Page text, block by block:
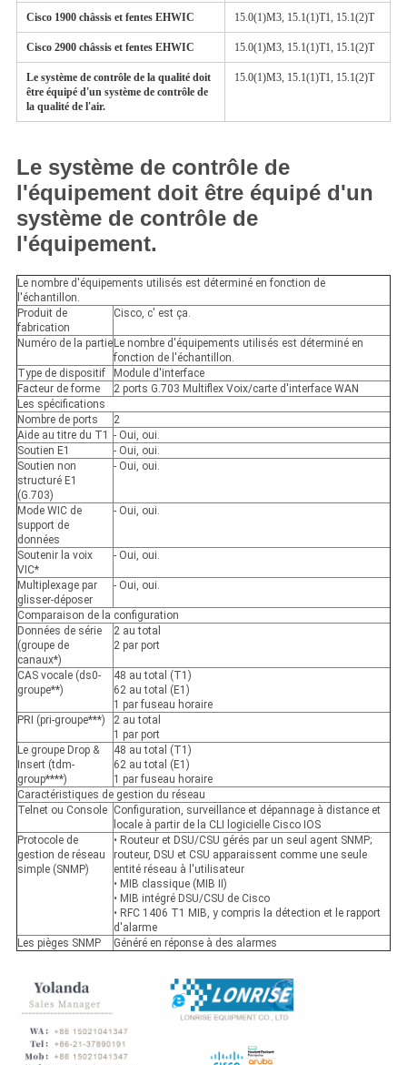
Cisco 1900 châssis et fentes EHWIC 15.0(1)M3, 15.1(1)T1, 15.1(2)T
Cisco 2900 châssis et fentes EHWIC 15.0(1)M3, 15.1(1)T1, 15.1(2)T
Le système de contrôle de la qualité doit
être équipé d'un système de contrôle de
la qualité de l'air.
15.0(1)M3, 15.1(1)T1, 15.1(2)T
Le système de contrôle de
l'équipement doit être équipé d'un
système de contrôle de
l'équipement.
Le nombre d'équipements utilisés est déterminé en fonction de
l'échantillon.
Produit de
fabrication
Cisco, c' est ça.
Numéro de la partieLe nombre d'équipements utilisés est déterminé en
fonction de l'échantillon.
Type de dispositif
Module d'interface
Facteur de forme
2 ports G.703 Multiflex Voix/carte d'interface WAN
Les spécifications
Nombre de ports
2
Aide au titre du T1 - Oui, oui.
Soutien E1
- Oui, oui.
Soutien non
structuré E1
(G.703)
- Oui, oui.
Mode WIC de
support de
données
- Oui, oui.
Soutenir la voix
VIC*
- Oui, oui.
Multiplexage par
glisser-déposer
- Oui, oui.
Comparaison de la configuration
Données de série
(groupe de
canaux*)
2 au total
2 par port
CAS vocale (ds0-
groupe**)
48 au total (T1)
62 au total (E1)
1 par fuseau horaire
PRI (pri-groupe***)
2 au total
1 par port
Le groupe Drop &
Insert (tdm-
group****)
48 au total (T1)
62 au total (E1)
1 par fuseau horaire
Caractéristiques de gestion du réseau
Telnet ou Console Configuration, surveillance et dépannage à distance et
locale à partir de la CLI logicielle Cisco IOS
Protocole de
gestion de réseau
simple (SNMP)
• Routeur et DSU/CSU gérés par un seul agent SNMP;
routeur, DSU et CSU apparaissent comme une seule
entité réseau à l'utilisateur
• MIB classique (MIB II)
• MIB intégré DSU/CSU de Cisco
• RFC 1406 T1 MIB, y compris la détection et le rapport
d'alarme
Les pièges SNMP
Généré en réponse à des alarmes